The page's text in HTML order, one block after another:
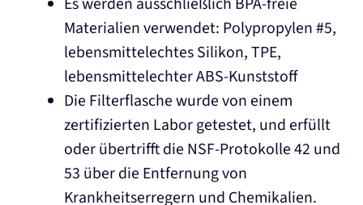
Materialien verwendet: Polypropylen #5,
lebensmittelechtes Silikon, TPE,
lebensmittelechter ABS-Kunststoff
Die Filterflasche wurde von einem
zertifizierten Labor getestet, und erfüllt
oder übertrifft die NSF-Protokolle 42 und
53 über die Entfernung von
Krankheitserregern und Chemikalien.